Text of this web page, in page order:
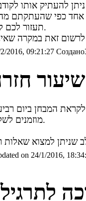
הרצת diffmerge תעזור לכם למצוא איפה טעיתם.
2016, 09:21:27
שיעור
מוזמנים לשלוח שאלות שמעניינות אתכם באימייל.
on 24/1/2016,